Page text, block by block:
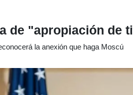
de "apropiación de
la anexión que haga Moscú